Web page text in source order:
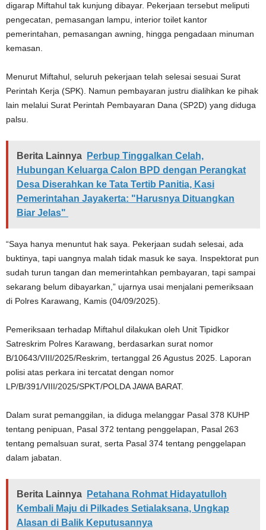
digarap Miftahul tak kunjung dibayar. Pekerjaan tersebut meliputi
pengecatan, pemasangan lampu, interior toilet kantor
pemerintahan, pemasangan awning, hingga pengadaan minuman
kemasan.
Menurut Miftahul, seluruh pekerjaan telah selesai sesuai Surat
Perintah Kerja (SPK). Namun pembayaran justru dialihkan ke pihak
lain melalui Surat Perintah Pembayaran Dana (SP2D) yang diduga
palsu.
Berita Lainnya
Perbup Tinggalkan Celah,
Hubungan Keluarga Calon BPD dengan Perangkat
Desa Diserahkan ke Tata Tertib Panitia, Kasi
Pemerintahan Jayakerta: "Harusnya Dituangkan
Biar Jelas"
“Saya hanya menuntut hak saya. Pekerjaan sudah selesai, ada
buktinya, tapi uangnya malah tidak masuk ke saya. Inspektorat pun
sudah turun tangan dan memerintahkan pembayaran, tapi sampai
sekarang belum dibayarkan,” ujarnya usai menjalani pemeriksaan
di Polres Karawang, Kamis (04/09/2025).
Pemeriksaan terhadap Miftahul dilakukan oleh Unit Tipidkor
Satreskrim Polres Karawang, berdasarkan surat nomor
B/10643/VIII/2025/Reskrim, tertanggal 26 Agustus 2025. Laporan
polisi atas perkara ini tercatat dengan nomor
LP/B/391/VIII/2025/SPKT/POLDA JAWA BARAT.
Dalam surat pemanggilan, ia diduga melanggar Pasal 378 KUHP
tentang penipuan, Pasal 372 tentang penggelapan, Pasal 263
tentang pemalsuan surat, serta Pasal 374 tentang penggelapan
dalam jabatan.
Berita Lainnya
Petahana Rohmat Hidayatulloh
Kembali Maju di Pilkades Setialaksana, Ungkap
Alasan di Balik Keputusannya